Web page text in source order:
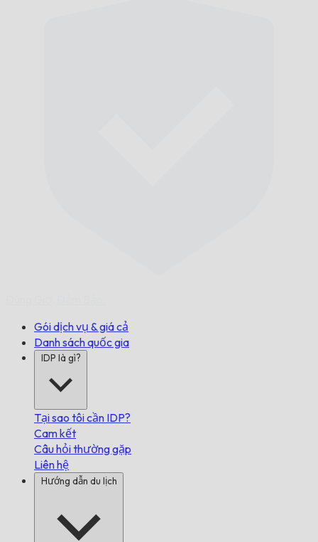
Gói dịch vụ & giá cả
Danh sách quốc gia
IDP là gì?
Tại sao tôi cần IDP?
Cam kết
Câu hỏi thường gặp
Liên hệ
Hướng dẫn du lịch